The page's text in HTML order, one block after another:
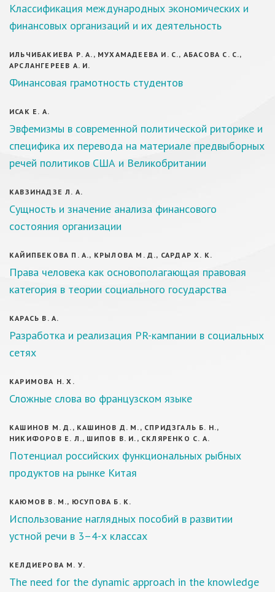
Классификация международных экономических и
финансовых организаций и их деятельность
ИЛЬЧИБАКИЕВА Р. А., МУХАМАДЕЕВА И. С., АБАСОВА С. С.,
АРСЛАНГЕРЕЕВ А. И.
Финансовая грамотность студентов
ИСАК Е. А.
Эвфемизмы в современной политической риторике и
специфика их перевода на материале предвыборных
речей политиков США и Великобритании
КАВЗИНАДЗЕ Л. А.
Сущность и значение анализа финансового
состояния организации
КАЙИПБЕКОВА П. А., КРЫЛОВА М. Д., САРДАР Х. К.
Права человека как основополагающая правовая
категория в теории социального государства
КАРАСЬ В. А.
Разработка и реализация PR-кампании в социальных
сетях
КАРИМОВА Н. Х.
Сложные слова во французском языке
КАШИНОВ М. Д., КАШИНОВ Д. М., СПРИДЗГАЛЬ Б. Н.,
НИКИФОРОВ Е. Л., ШИПОВ В. И., СКЛЯРЕНКО С. А.
Потенциал российских функциональных рыбных
продуктов на рынке Китая
КАЮМОВ В. М., ЮСУПОВА Б. К.
Использование наглядных пособий в развитии
устной речи в 3–4-х классах
КЕЛДИЕРОВА М. У.
The need for the dynamic approach in the knowledge